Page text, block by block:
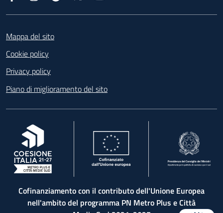
Mappa del sito
Cookie policy
Privacy policy
Piano di miglioramento del sito
, apre in una nuova scheda
Cofinanziamento con il contributo dell'Unione Europea
nell'ambito del programma PN Metro Plus e Città